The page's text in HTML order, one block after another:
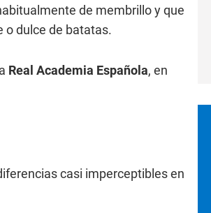
de membrillo y que
o dulce de batatas.
Real Academia Española, en
casi imperceptibles en